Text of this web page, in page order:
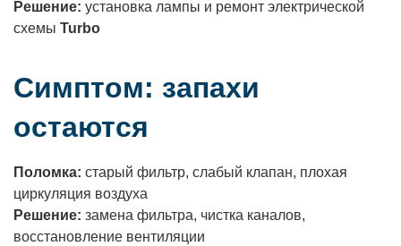
Решение: установка лампы и ремонт электрической
схемы Turbo
Симптом: запахи
остаются
Поломка: старый фильтр, слабый клапан, плохая
циркуляция воздуха
Решение: замена фильтра, чистка каналов,
восстановление вентиляции